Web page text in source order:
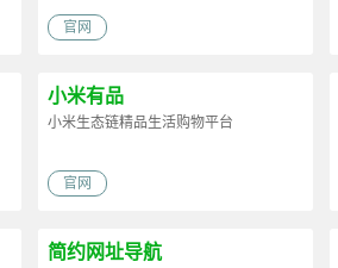
官网
小米有品
小米生态链精品生活购物平台
官网
简约网址导航